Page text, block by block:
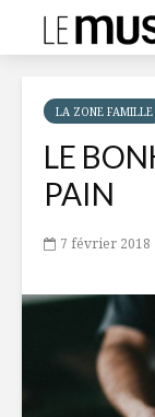
LA ZONE FAMILLE
LE
PAIN
7 février 2018